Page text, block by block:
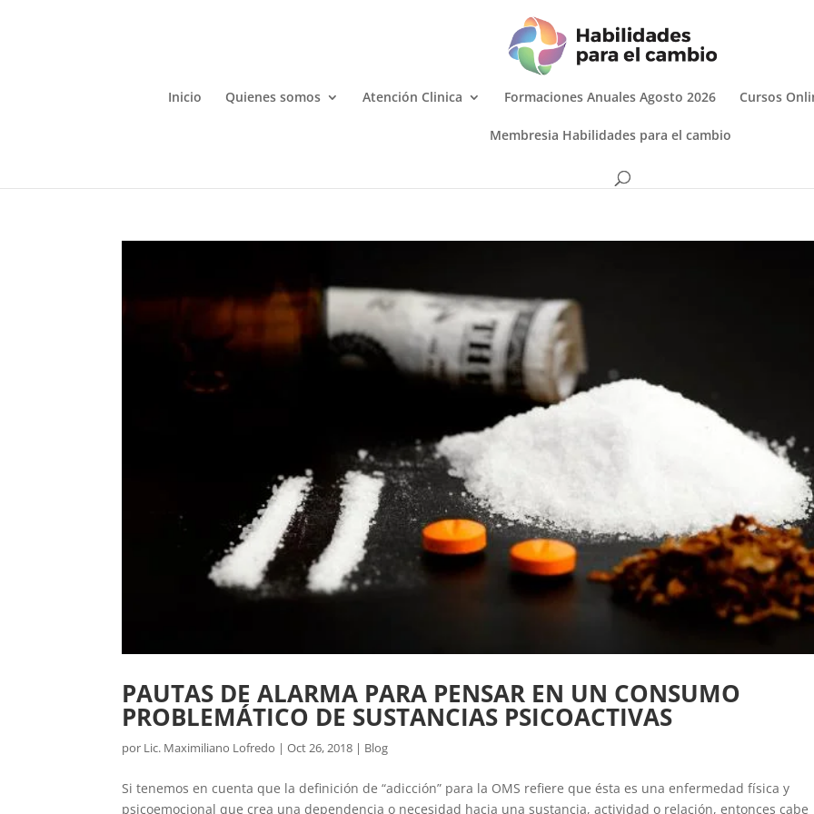
Inicio Quienes somos Atención Clinica Formaciones Anuales Agosto 2026 Cursos
Membresia Habilidades para el cambio
PAUTAS DE ALARMA PARA PENSAR EN UN CONSUMO
PROBLEMÁTICO DE SUSTANCIAS PSICOACTIVAS
por Lic. Maximiliano Lofredo |Oct 26, 2018 | Blog
Si tenemos en cuenta que la definición de “adicción” para la OMS refiere que ésta es una enfermedad física y
psicoemocional que crea una dependencia o necesidad hacia una sustancia, actividad o relación, entonces cabe